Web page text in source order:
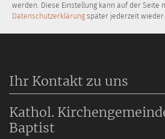
werden. Diese Einstellung kann auf der Seite
Datenschutzerklärung später jederzeit
Ihr Kontakt zu uns
Kathol.
Baptist